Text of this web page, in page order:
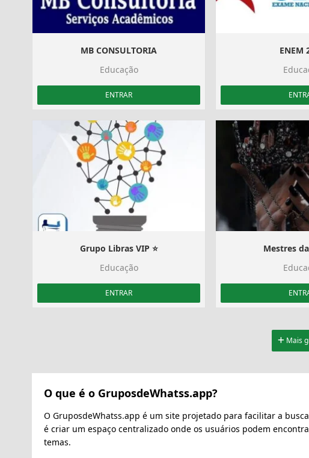
MB CONSULTORIA
Educação
ENTRAR
ENEM
Grupo Libras VIP ⭐
Educação
ENTRAR
Mestres
Mais
O que é o GruposdeWhatss.app?
O GruposdeWhatss.app é um site projetado para facilitar a
é criar um espaço centralizado onde os usuários podem
temas.